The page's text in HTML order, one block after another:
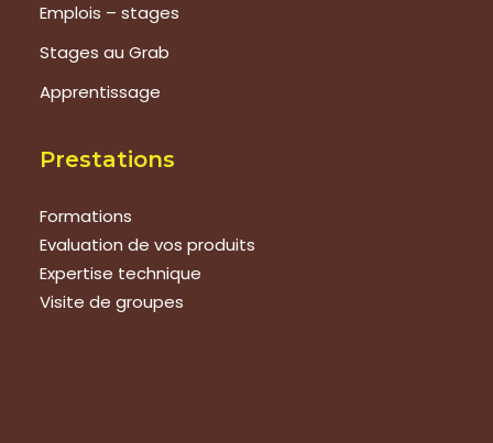
Emplois – stages
Stages au Grab
Apprentissage
Prestations
Formations
Evaluation de vos produits
Expertise technique
Visite de groupes